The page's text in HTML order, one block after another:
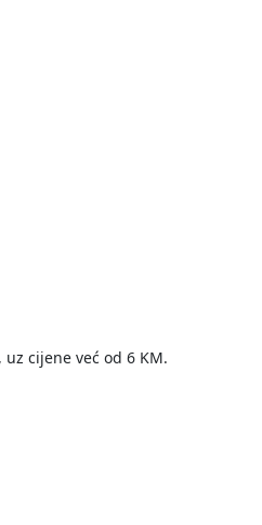
cijene već od 6 KM.